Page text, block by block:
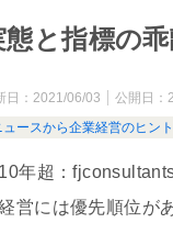
態と指標の
日： 2021/06/03 公開日：
ュースから企業経営のヒント
10年超：
営には優先順位が